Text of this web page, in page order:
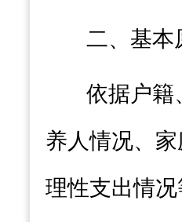
二、基本
依据户籍
养人情况、
理性支出情